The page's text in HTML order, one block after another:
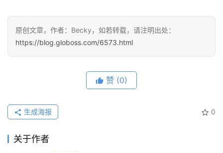
原创文章，作者：Becky，如若转载，请注明出处：
https://blog.globoss.com/6573.html
赞 (0)
0
生成海报
关于作者